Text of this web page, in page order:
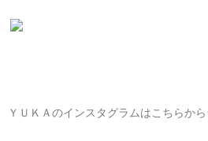
ＹＵＫＡのインスタグラムはこちらか